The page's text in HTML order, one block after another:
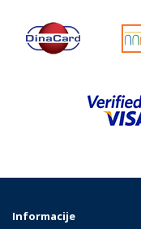
Informacije